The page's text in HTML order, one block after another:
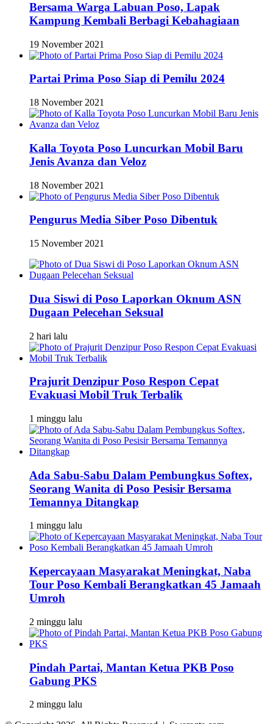
Bersama Warga Labuan Poso, Lapak
Kampung Kembali Berbagi Kebahagiaan
19 November 2021
Partai Prima Poso Siap di Pemilu 2024
18 November 2021
Kalla Toyota Poso Luncurkan Mobil Baru
Jenis Avanza dan Veloz
18 November 2021
Pengurus Media Siber Poso Dibentuk
15 November 2021
Dua Siswi di Poso Laporkan Oknum ASN
Dugaan Pelecehan Seksual
2 hari lalu
Prajurit Denzipur Poso Respon Cepat
Evakuasi Mobil Truk Terbalik
1 minggu lalu
Ada Sabu-Sabu Dalam Pembungkus Softex,
Seorang Wanita di Poso Pesisir Bersama
Temannya Ditangkap
1 minggu lalu
Kepercayaan Masyarakat Meningkat, Naba
Tour Poso Kembali Berangkatkan 45 Jamaah
Umroh
2 minggu lalu
Pindah Partai, Mantan Ketua PKB Poso
Gabung PKS
2 minggu lalu